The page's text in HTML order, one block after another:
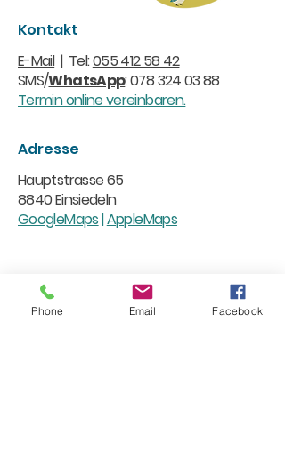
Kontakt
E-Mail| Tel:055 412 58 42
SMS/WhatsApp:078 324 03 88
Termin online vereinbaren.
Adresse
Hauptstrasse 65
8840 Einsiedeln
GoogleMaps|AppleMaps
Phone Email Facebook